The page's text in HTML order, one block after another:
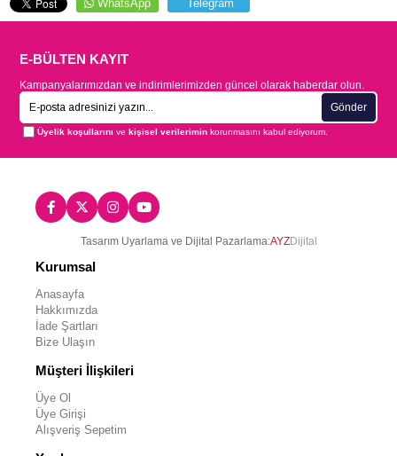
WhatsApp Telegram
E-BÜLTEN KAYIT
Kampanyalarımızdan ve indirimlerimizden güncel olarak haberdar olun.
Gönder
Üyelik koşullarını vekişisel verilerimin korunmasını kabul ediyorum.
Tasarım Uyarlama ve Dijital Pazarlama:AYZDijital
Kurumsal
Anasayfa
Hakkımızda
İade Şartları
Bize Ulaşın
Müşteri İlişkileri
Üye Ol
Üye Girişi
Alışveriş Sepetim